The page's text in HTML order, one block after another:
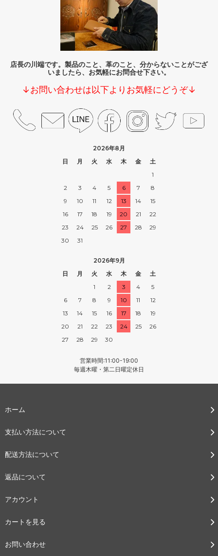
店長の川端です。製品のこと、革のこと、分からないことがござ
いましたら、お気軽にお問合せ下さい。
↓お問い合わせは以下よりお気軽にどうぞ↓
2026年8月
日
月 火 水 木 金
土
1
2
3 4 5 6 7
8
9
10 11 12 13 14
15
16
17 18 19 20 21
22
23
24 25 26 27 28
29
30
31
2026年9月
日
月 火 水 木 金
土
1
2 3 4
5
6
7 8 9 10 11
12
13
14 15 16 17 18
19
20
21 22 23 24 25
26
27
28 29 30
営業時間:11:00-19:00
毎週木曜・第二日曜定休日
ホーム
支払い方法について
配送方法について
返品について
アカウント
カートを見る
お問い合わせ